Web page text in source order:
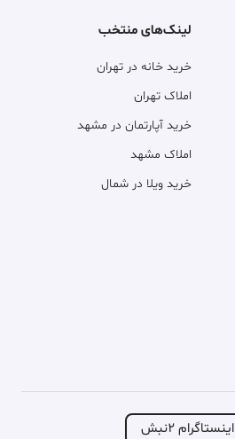
لینک‌های منتخب
خرید خانه در تهران
املاک تهران
خرید آپارتمان در مشهد
املاک مشهد
خرید ویلا در شمال
اینستاگرام ۲نبش